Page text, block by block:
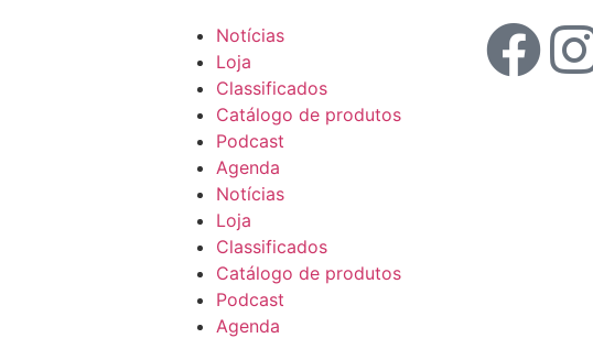
Notícias
Loja
Classificados
Catálogo de produtos
Podcast
Agenda
Notícias
Loja
Classificados
Catálogo de produtos
Podcast
Agenda